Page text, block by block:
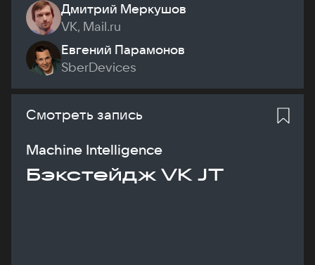
Дмитрий Меркушов
VK, Mail.ru
Евгений Парамонов
SberDevices
Смотреть запись
Machine Intelligence
Бэкстейдж VK JT